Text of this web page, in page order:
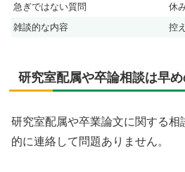
急ぎではない質問
休
雑談的な内容
控
研究室配属や卒論相談は早
研究室配属や卒業論文に関する相
的に連絡して問題ありません。